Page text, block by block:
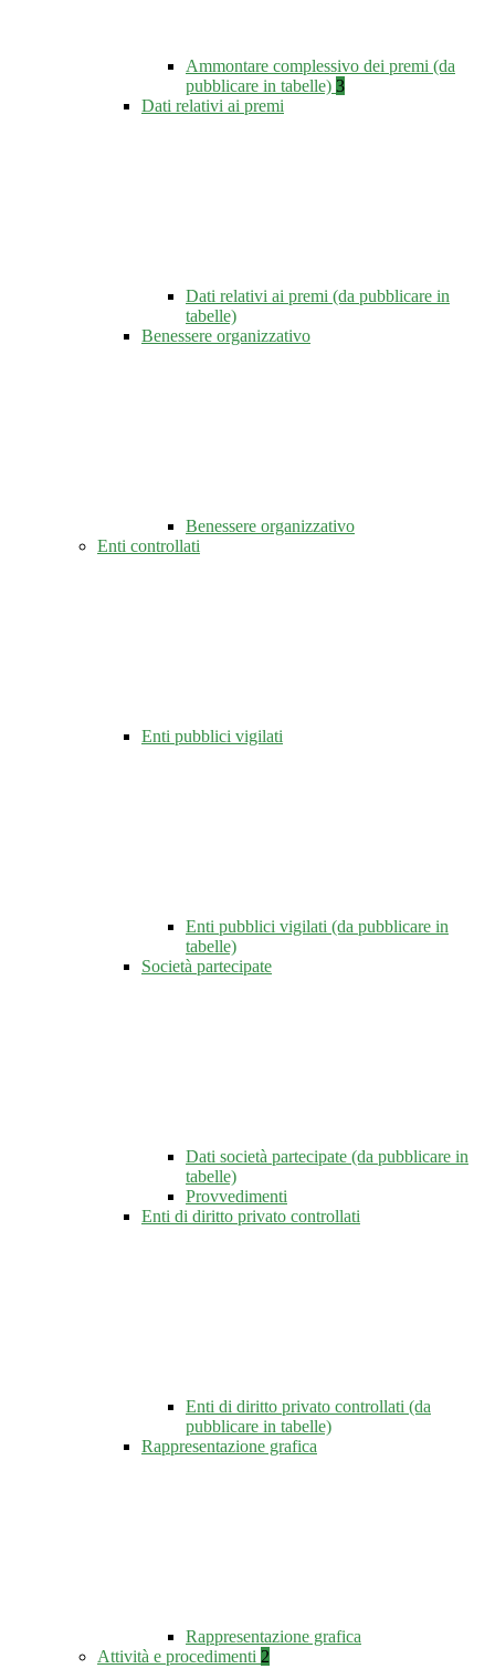
Ammontare complessivo dei premi (da
pubblicare in tabelle) 3
Dati relativi ai premi
Dati relativi ai premi (da pubblicare in
tabelle)
Benessere organizzativo
Benessere organizzativo
Enti controllati
Enti pubblici vigilati
Enti pubblici vigilati (da pubblicare in
tabelle)
Società partecipate
Dati società partecipate (da pubblicare in
tabelle)
Provvedimenti
Enti di diritto privato controllati
Enti di diritto privato controllati (da
pubblicare in tabelle)
Rappresentazione grafica
Rappresentazione grafica
Attività e procedimenti 2